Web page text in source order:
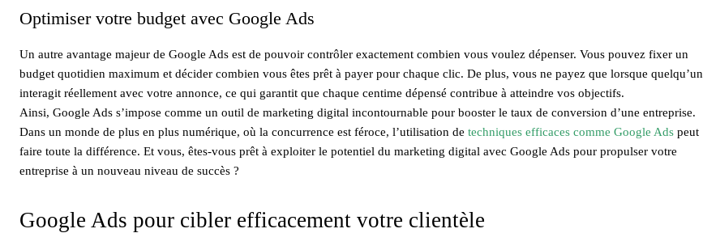
Optimiser votre budget avec Google Ads
Un autre avantage majeur de Google Ads est de pouvoir contrôler exactement combien vous voulez dépenser. Vous pouvez fixer un
budget quotidien maximum et décider combien vous êtes prêt à payer pour chaque clic. De plus, vous ne payez que lorsque quelqu’un
interagit réellement avec votre annonce, ce qui garantit que chaque centime dépensé contribue à atteindre vos objectifs.
Ainsi, Google Ads s’impose comme un outil de marketing digital incontournable pour booster le taux de conversion d’une entreprise.
Dans un monde de plus en plus numérique, où la concurrence est féroce, l’utilisation de techniques efficaces comme Google Ads peut
faire toute la différence. Et vous, êtes-vous prêt à exploiter le potentiel du marketing digital avec Google Ads pour propulser votre
entreprise à un nouveau niveau de succès ?
Google Ads pour cibler efficacement votre clientèle